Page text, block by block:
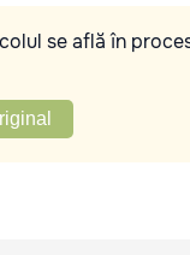
se află în